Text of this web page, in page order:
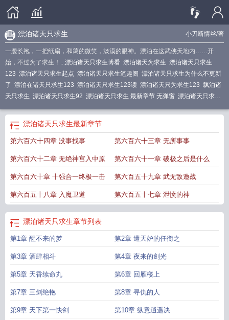
小刀断情丝/著
漂泊诸天只求生
一袭长袍，一把纸扇，和蔼的微笑，淡漠的眼神。漂泊在这武侠天地内……开
始，不过为了求生！...漂泊诸天只求生博看 漂泊诸天为求生 漂泊诸天只求生
123 漂泊诸天只求生起点 漂泊诸天只求生笔趣阁 漂泊诸天只求生为什么不更新
了 漂泊在诸天只求生123 漂泊诸天只求生123读 漂泊诸天只为求生123 飘泊诸
天只求生 漂泊诸天只求生92 漂泊诸天只求生 最新章节 无弹窗 漂泊诸天只求生
泊诸天只求生最新起点漂泊诸天只求生txt
求生无错
诸天只求生无防盗 漂泊诸天只为求生23漂泊诸天之求生 漂泊诸天只求生 小刀
诸天只求生最新章节漂泊诸天只求生无防盗精校
漂泊诸天只求生最新章节
第六百六十四章 没事找事 第六百六十三章 无所事事
第六百六十二章 无绝神宫入中原 第六百六十一章 破极之后是什么
第六百六十章 十强合一终极一击 第六百五十九章 武无敌邀战
第六百五十八章 入魔卫道 第六百五十七章 泄愤的神
漂泊诸天只求生章节列表
第1章 醒不来的梦 第2章 遭天妒的任衡之
第3章 酒肆相斗 第4章 夜来的剑光
第5章 天香续命丸 第6章 回雁楼上
第7章 三剑绝艳 第8章 寻仇的人
第9章 天下第一快剑 第10章 纵意逍遥决